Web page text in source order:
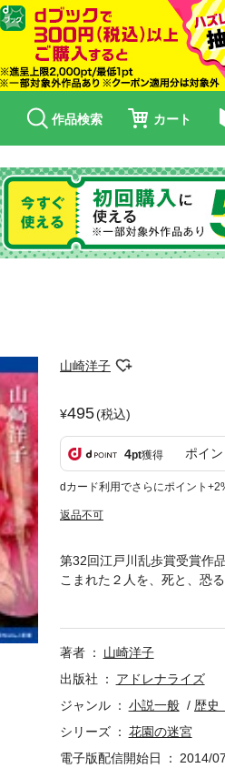
作品検索 カート
山崎洋子
495(税込)
4pt獲得 ポイ
dカード利用でさらにポイント
返品不可
第32回江戸川乱歩賞受賞作
こまれた２人を、死と、恐
けなげさが、巧みな展開と
く、ノンフィクション、戯
著者
山崎洋子
出版社
アドレナライズ
ジャンル
小説一般
歴史
シリーズ
花園の迷宮
電子版配信開始日
2014/